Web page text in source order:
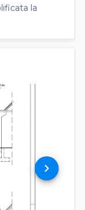
la
keyboard_arrow_right